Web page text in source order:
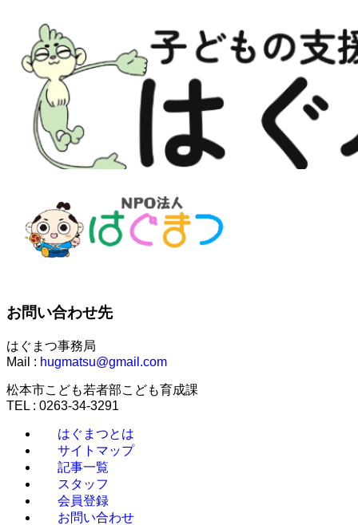
お問い合わせ先
はぐまつ事務局
Mail : hugmatsu@gmail.com
松本市こども若者部こども育成課
TEL : 0263-34-3291
はぐまつとは
サイトマップ
記事一覧
スタッフ
会員登録
お問い合わせ